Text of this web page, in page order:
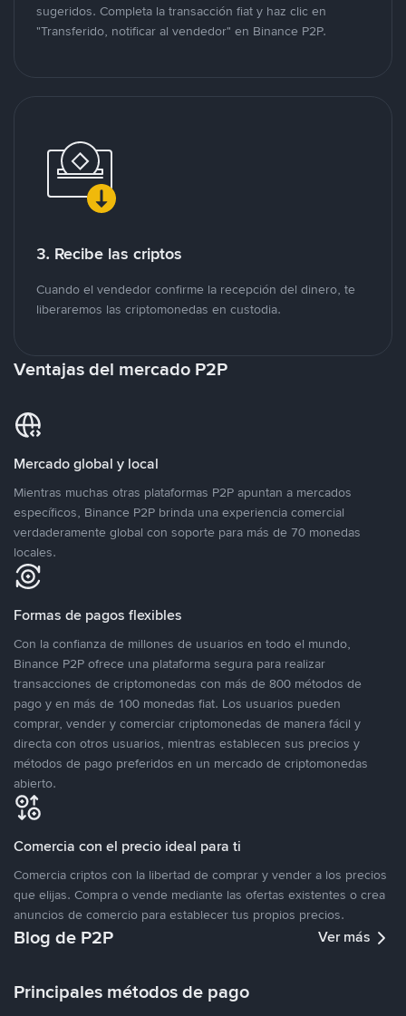
sugeridos. Completa la transacción fiat y haz clic en
"Transferido, notificar al vendedor" en Binance P2P.
3. Recibe las criptos
Cuando el vendedor confirme la recepción del dinero, te
liberaremos las criptomonedas en custodia.
Ventajas del mercado P2P
Mercado global y local
Mientras muchas otras plataformas P2P apuntan a mercados
específicos, Binance P2P brinda una experiencia comercial
verdaderamente global con soporte para más de 70 monedas
locales.
Formas de pagos flexibles
Con la confianza de millones de usuarios en todo el mundo,
Binance P2P ofrece una plataforma segura para realizar
transacciones de criptomonedas con más de 800 métodos de
pago y en más de 100 monedas fiat. Los usuarios pueden
comprar, vender y comerciar criptomonedas de manera fácil y
directa con otros usuarios, mientras establecen sus precios y
métodos de pago preferidos en un mercado de criptomonedas
abierto.
Comercia con el precio ideal para ti
Comercia criptos con la libertad de comprar y vender a los precios
que elijas. Compra o vende mediante las ofertas existentes o crea
anuncios de comercio para establecer tus propios precios.
Blog de P2P Ver más
Principales métodos de pago